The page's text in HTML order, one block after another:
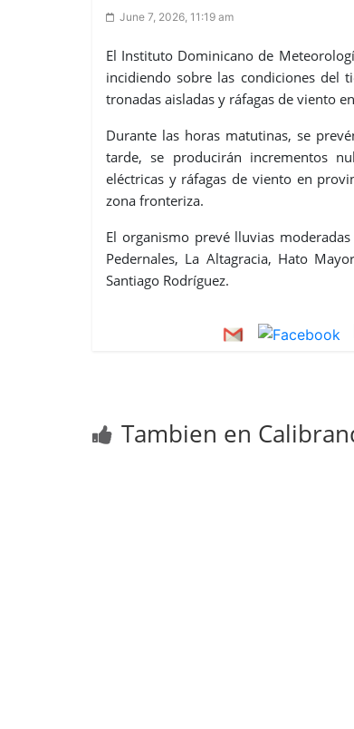
June 7, 2026, 11:19 am
El Instituto Dominicano de
incidiendo sobre las condiciones del
tronadas aisladas y ráfagas de viento
Durante las horas matutinas, se
tarde, se producirán incrementos
eléctricas y ráfagas de viento en
zona fronteriza.
El organismo prevé lluvias
Pedernales, La Altagracia, Hato
Santiago Rodríguez.
Tambien en